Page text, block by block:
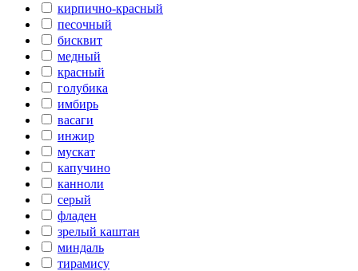
кирпично-красный
песочный
бисквит
медный
красный
голубика
имбирь
васаги
инжир
мускат
капучино
канноли
серый
фладен
зрелый каштан
миндаль
тирамису